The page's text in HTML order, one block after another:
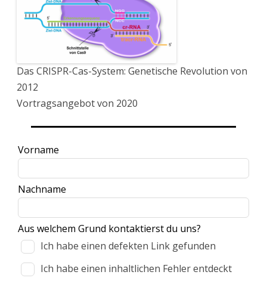
Das CRISPR-Cas-System: Genetische Revolution von
2012
Vortragsangebot von 2020
Lass
Feld
leer
Vorname
Nachname
Aus welchem Grund kontaktierst du uns?
Ich habe einen defekten Link gefunden
Ich habe einen inhaltlichen Fehler entdeckt